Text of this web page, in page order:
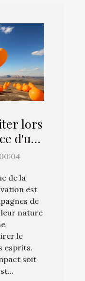
lors
d'une
de la
est
de
nature
le
esprits.
soit